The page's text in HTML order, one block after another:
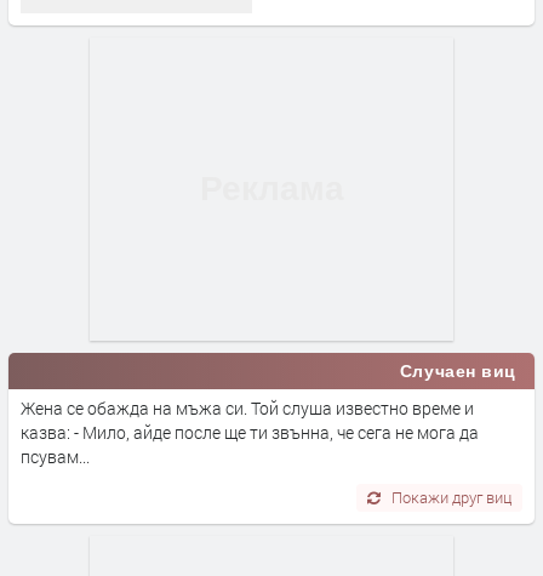
Случаен виц
Жена се обажда на мъжа си. Той слуша известно време и
казва: - Мило, айде после ще ти звънна, че сега не мога да
псувам...
Покажи друг виц